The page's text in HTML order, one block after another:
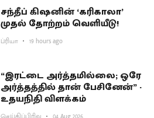
சந்தீப் கிஷனின் ‘கரிகாலா’
முதல் தோற்றம் வெளியீடு!
ப்ரியா 19 hours ago
“இரட்டை அர்த்தமில்லை; ஒரே
அர்த்தத்தில் தான் பேசினேன்” -
உதயநிதி விளக்கம்